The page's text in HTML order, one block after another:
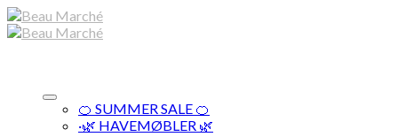
Skip
to
🍊 SUMMER SALE 🍊
·🌿 HAVEMØBLER 🌿